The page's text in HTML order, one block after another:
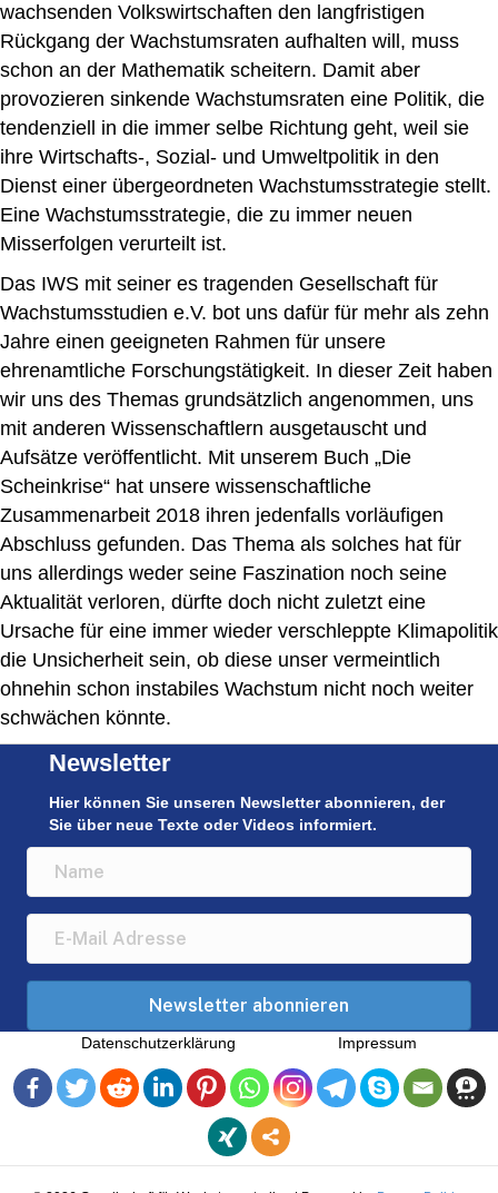
wachsenden Volkswirtschaften den langfristigen
Rückgang der Wachstumsraten aufhalten will, muss
schon an der Mathematik scheitern. Damit aber
provozieren sinkende Wachstumsraten eine Politik, die
tendenziell in die immer selbe Richtung geht, weil sie
ihre Wirtschafts-, Sozial- und Umweltpolitik in den
Dienst einer übergeordneten Wachstumsstrategie stellt.
Eine Wachstumsstrategie, die zu immer neuen
Misserfolgen verurteilt ist.
Das IWS mit seiner es tragenden Gesellschaft für
Wachstumsstudien e.V. bot uns dafür für mehr als zehn
Jahre einen geeigneten Rahmen für unsere
ehrenamtliche Forschungstätigkeit. In dieser Zeit haben
wir uns des Themas grundsätzlich angenommen, uns
mit anderen Wissenschaftlern ausgetauscht und
Aufsätze veröffentlicht. Mit unserem Buch „Die
Scheinkrise“ hat unsere wissenschaftliche
Zusammenarbeit 2018 ihren jedenfalls vorläufigen
Abschluss gefunden. Das Thema als solches hat für
uns allerdings weder seine Faszination noch seine
Aktualität verloren, dürfte doch nicht zuletzt eine
Ursache für eine immer wieder verschleppte Klimapolitik
die Unsicherheit sein, ob diese unser vermeintlich
ohnehin schon instabiles Wachstum nicht noch weiter
schwächen könnte.
Newsletter
Hier können Sie unseren Newsletter abonnieren, der
Sie über neue Texte oder Videos informiert.
Newsletter abonnieren
Datenschutzerklärung Impressum